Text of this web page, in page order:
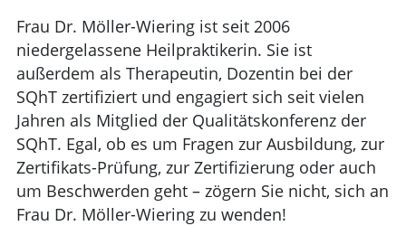
Frau Dr. Möller-Wiering ist seit 2006
niedergelassene Heilpraktikerin. Sie ist
außerdem als Therapeutin, Dozentin bei der
SQhT zertifiziert und engagiert sich seit vielen
Jahren als Mitglied der Qualitätskonferenz der
SQhT. Egal, ob es um Fragen zur Ausbildung, zur
Zertifikats-Prüfung, zur Zertifizierung oder auch
um Beschwerden geht – zögern Sie nicht, sich an
Frau Dr. Möller-Wiering zu wenden!